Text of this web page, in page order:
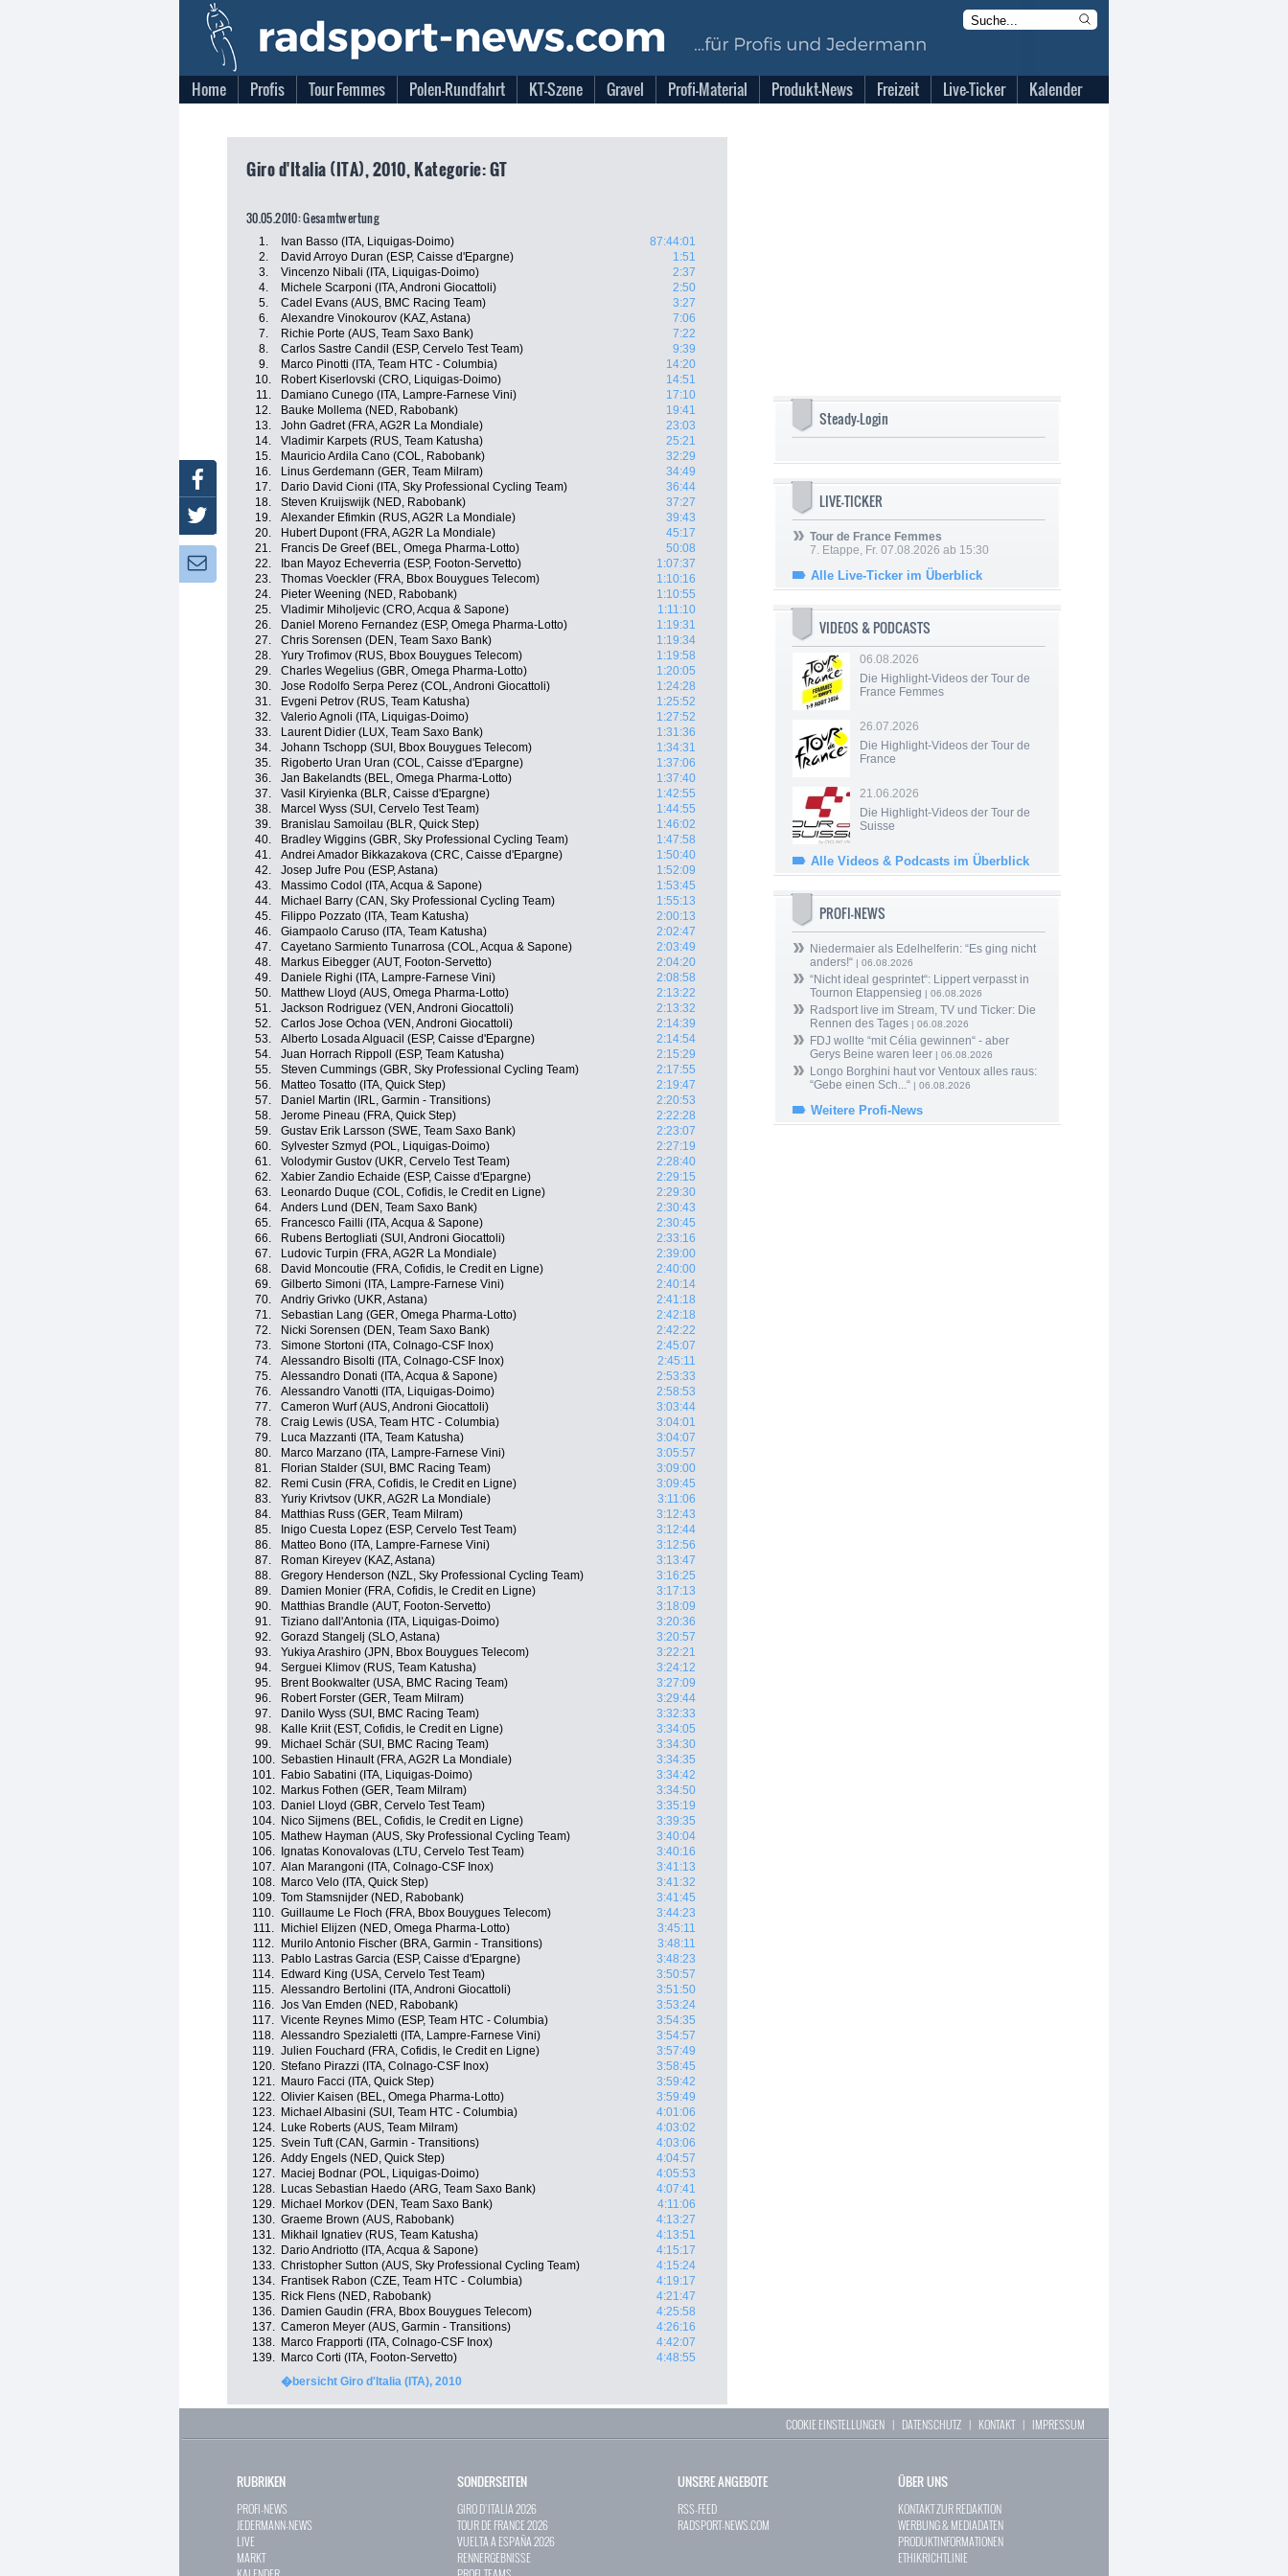
Home Profis Tour Femmes Polen-Rundfahrt KT-Szene Gravel Profi-Material Produkt-News Freizeit Live-Ticker Kalender
Giro d'Italia (ITA), 2010, Kategorie: GT
30.05.2010: Gesamtwertung
1. Ivan Basso (ITA, Liquigas-Doimo)
87:44:01
2.
David Arroyo Duran (ESP, Caisse d'Epargne)
1:51
3.
Vincenzo Nibali (ITA, Liquigas-Doimo)
2:37
4.
Michele Scarponi (ITA, Androni Giocattoli)
2:50
5.
Cadel Evans (AUS, BMC Racing Team)
3:27
6.
Alexandre Vinokourov (KAZ, Astana)
7:06
7.
Richie Porte (AUS, Team Saxo Bank)
7:22
8.
Carlos Sastre Candil (ESP, Cervelo Test Team)
9:39
9.
Marco Pinotti (ITA, Team HTC - Columbia)
14:20
10.
Robert Kiserlovski (CRO, Liquigas-Doimo)
14:51
11.
Damiano Cunego (ITA, Lampre-Farnese Vini)
17:10
12.
Bauke Mollema (NED, Rabobank)
19:41
13.
John Gadret (FRA, AG2R La Mondiale)
23:03
14.
Vladimir Karpets (RUS, Team Katusha)
25:21
15.
Mauricio Ardila Cano (COL, Rabobank)
32:29
16.
Linus Gerdemann (GER, Team Milram)
34:49
17.
Dario David Cioni (ITA, Sky Professional Cycling Team)
36:44
18.
Steven Kruijswijk (NED, Rabobank)
37:27
19.
Alexander Efimkin (RUS, AG2R La Mondiale)
39:43
20.
Hubert Dupont (FRA, AG2R La Mondiale)
45:17
21.
Francis De Greef (BEL, Omega Pharma-Lotto)
50:08
22.
Iban Mayoz Echeverria (ESP, Footon-Servetto)
1:07:37
23.
Thomas Voeckler (FRA, Bbox Bouygues Telecom)
1:10:16
24.
Pieter Weening (NED, Rabobank)
1:10:55
25.
Vladimir Miholjevic (CRO, Acqua & Sapone)
1:11:10
26.
Daniel Moreno Fernandez (ESP, Omega Pharma-Lotto)
1:19:31
27.
Chris Sorensen (DEN, Team Saxo Bank)
1:19:34
28.
Yury Trofimov (RUS, Bbox Bouygues Telecom)
1:19:58
29.
Charles Wegelius (GBR, Omega Pharma-Lotto)
1:20:05
30.
Jose Rodolfo Serpa Perez (COL, Androni Giocattoli)
1:24:28
31.
Evgeni Petrov (RUS, Team Katusha)
1:25:52
32.
Valerio Agnoli (ITA, Liquigas-Doimo)
1:27:52
33.
Laurent Didier (LUX, Team Saxo Bank)
1:31:36
34.
Johann Tschopp (SUI, Bbox Bouygues Telecom)
1:34:31
35.
Rigoberto Uran Uran (COL, Caisse d'Epargne)
1:37:06
36.
Jan Bakelandts (BEL, Omega Pharma-Lotto)
1:37:40
37.
Vasil Kiryienka (BLR, Caisse d'Epargne)
1:42:55
38.
Marcel Wyss (SUI, Cervelo Test Team)
1:44:55
39.
Branislau Samoilau (BLR, Quick Step)
1:46:02
40.
Bradley Wiggins (GBR, Sky Professional Cycling Team)
1:47:58
41.
Andrei Amador Bikkazakova (CRC, Caisse d'Epargne)
1:50:40
42.
Josep Jufre Pou (ESP, Astana)
1:52:09
43.
Massimo Codol (ITA, Acqua & Sapone)
1:53:45
44.
Michael Barry (CAN, Sky Professional Cycling Team)
1:55:13
45.
Filippo Pozzato (ITA, Team Katusha)
2:00:13
46.
Giampaolo Caruso (ITA, Team Katusha)
2:02:47
47.
Cayetano Sarmiento Tunarrosa (COL, Acqua & Sapone)
2:03:49
48.
Markus Eibegger (AUT, Footon-Servetto)
2:04:20
49.
Daniele Righi (ITA, Lampre-Farnese Vini)
2:08:58
50.
Matthew Lloyd (AUS, Omega Pharma-Lotto)
2:13:22
51.
Jackson Rodriguez (VEN, Androni Giocattoli)
2:13:32
52.
Carlos Jose Ochoa (VEN, Androni Giocattoli)
2:14:39
53.
Alberto Losada Alguacil (ESP, Caisse d'Epargne)
2:14:54
54.
Juan Horrach Rippoll (ESP, Team Katusha)
2:15:29
55.
Steven Cummings (GBR, Sky Professional Cycling Team)
2:17:55
56.
Matteo Tosatto (ITA, Quick Step)
2:19:47
57.
Daniel Martin (IRL, Garmin - Transitions)
2:20:53
58.
Jerome Pineau (FRA, Quick Step)
2:22:28
59.
Gustav Erik Larsson (SWE, Team Saxo Bank)
2:23:07
60.
Sylvester Szmyd (POL, Liquigas-Doimo)
2:27:19
61.
Volodymir Gustov (UKR, Cervelo Test Team)
2:28:40
62.
Xabier Zandio Echaide (ESP, Caisse d'Epargne)
2:29:15
63.
Leonardo Duque (COL, Cofidis, le Credit en Ligne)
2:29:30
64.
Anders Lund (DEN, Team Saxo Bank)
2:30:43
65.
Francesco Failli (ITA, Acqua & Sapone)
2:30:45
66.
Rubens Bertogliati (SUI, Androni Giocattoli)
2:33:16
67.
Ludovic Turpin (FRA, AG2R La Mondiale)
2:39:00
68.
David Moncoutie (FRA, Cofidis, le Credit en Ligne)
2:40:00
69.
Gilberto Simoni (ITA, Lampre-Farnese Vini)
2:40:14
70.
Andriy Grivko (UKR, Astana)
2:41:18
71.
Sebastian Lang (GER, Omega Pharma-Lotto)
2:42:18
72.
Nicki Sorensen (DEN, Team Saxo Bank)
2:42:22
73.
Simone Stortoni (ITA, Colnago-CSF Inox)
2:45:07
74.
Alessandro Bisolti (ITA, Colnago-CSF Inox)
2:45:11
75.
Alessandro Donati (ITA, Acqua & Sapone)
2:53:33
76.
Alessandro Vanotti (ITA, Liquigas-Doimo)
2:58:53
77.
Cameron Wurf (AUS, Androni Giocattoli)
3:03:44
78.
Craig Lewis (USA, Team HTC - Columbia)
3:04:01
79.
Luca Mazzanti (ITA, Team Katusha)
3:04:07
80.
Marco Marzano (ITA, Lampre-Farnese Vini)
3:05:57
81.
Florian Stalder (SUI, BMC Racing Team)
3:09:00
82.
Remi Cusin (FRA, Cofidis, le Credit en Ligne)
3:09:45
83.
Yuriy Krivtsov (UKR, AG2R La Mondiale)
3:11:06
84.
Matthias Russ (GER, Team Milram)
3:12:43
85.
Inigo Cuesta Lopez (ESP, Cervelo Test Team)
3:12:44
86.
Matteo Bono (ITA, Lampre-Farnese Vini)
3:12:56
87.
Roman Kireyev (KAZ, Astana)
3:13:47
88.
Gregory Henderson (NZL, Sky Professional Cycling Team)
3:16:25
89.
Damien Monier (FRA, Cofidis, le Credit en Ligne)
3:17:13
90.
Matthias Brandle (AUT, Footon-Servetto)
3:18:09
91.
Tiziano dall'Antonia (ITA, Liquigas-Doimo)
3:20:36
92.
Gorazd Stangelj (SLO, Astana)
3:20:57
93.
Yukiya Arashiro (JPN, Bbox Bouygues Telecom)
3:22:21
94.
Serguei Klimov (RUS, Team Katusha)
3:24:12
95.
Brent Bookwalter (USA, BMC Racing Team)
3:27:09
96.
Robert Forster (GER, Team Milram)
3:29:44
97.
Danilo Wyss (SUI, BMC Racing Team)
3:32:33
98.
Kalle Kriit (EST, Cofidis, le Credit en Ligne)
3:34:05
99.
Michael Schär (SUI, BMC Racing Team)
3:34:30
100. Sebastien Hinault (FRA, AG2R La Mondiale)
3:34:35
101.
Fabio Sabatini (ITA, Liquigas-Doimo)
3:34:42
102.
Markus Fothen (GER, Team Milram)
3:34:50
103.
Daniel Lloyd (GBR, Cervelo Test Team)
3:35:19
104.
Nico Sijmens (BEL, Cofidis, le Credit en Ligne)
3:39:35
105.
Mathew Hayman (AUS, Sky Professional Cycling Team)
3:40:04
106.
Ignatas Konovalovas (LTU, Cervelo Test Team)
3:40:16
107. Alan Marangoni (ITA, Colnago-CSF Inox)
3:41:13
108.
Marco Velo (ITA, Quick Step)
3:41:32
109. Tom Stamsnijder (NED, Rabobank)
3:41:45
110. Guillaume Le Floch (FRA, Bbox Bouygues Telecom)
3:44:23
111.
Michiel Elijzen (NED, Omega Pharma-Lotto)
3:45:11
112.
Murilo Antonio Fischer (BRA, Garmin - Transitions)
3:48:11
113.
Pablo Lastras Garcia (ESP, Caisse d'Epargne)
3:48:23
114.
Edward King (USA, Cervelo Test Team)
3:50:57
115. Alessandro Bertolini (ITA, Androni Giocattoli)
3:51:50
116. Jos Van Emden (NED, Rabobank)
3:53:24
117. Vicente Reynes Mimo (ESP, Team HTC - Columbia)
3:54:35
118. Alessandro Spezialetti (ITA, Lampre-Farnese Vini)
3:54:57
119. Julien Fouchard (FRA, Cofidis, le Credit en Ligne)
3:57:49
120. Stefano Pirazzi (ITA, Colnago-CSF Inox)
3:58:45
121.
Mauro Facci (ITA, Quick Step)
3:59:42
122. Olivier Kaisen (BEL, Omega Pharma-Lotto)
3:59:49
123.
Michael Albasini (SUI, Team HTC - Columbia)
4:01:06
124.
Luke Roberts (AUS, Team Milram)
4:03:02
125. Svein Tuft (CAN, Garmin - Transitions)
4:03:06
126. Addy Engels (NED, Quick Step)
4:04:57
127.
Maciej Bodnar (POL, Liquigas-Doimo)
4:05:53
128.
Lucas Sebastian Haedo (ARG, Team Saxo Bank)
4:07:41
129.
Michael Morkov (DEN, Team Saxo Bank)
4:11:06
130. Graeme Brown (AUS, Rabobank)
4:13:27
131.
Mikhail Ignatiev (RUS, Team Katusha)
4:13:51
132.
Dario Andriotto (ITA, Acqua & Sapone)
4:15:17
133. Christopher Sutton (AUS, Sky Professional Cycling Team)
4:15:24
134.
Frantisek Rabon (CZE, Team HTC - Columbia)
4:19:17
135.
Rick Flens (NED, Rabobank)
4:21:47
136.
Damien Gaudin (FRA, Bbox Bouygues Telecom)
4:25:58
137. Cameron Meyer (AUS, Garmin - Transitions)
4:26:16
138.
Marco Frapporti (ITA, Colnago-CSF Inox)
4:42:07
139.
Marco Corti (ITA, Footon-Servetto)
4:48:55
�bersicht Giro d'Italia (ITA), 2010
Steady-Login
LIVE-TICKER
Tour de France Femmes
7. Etappe, Fr. 07.08.2026 ab 15:30
Alle Live-Ticker im Überblick
VIDEOS & PODCASTS
06.08.2026
Die Highlight-Videos der Tour de
France Femmes
26.07.2026
Die Highlight-Videos der Tour de
France
21.06.2026
Die Highlight-Videos der Tour de
Suisse
Alle Videos & Podcasts im Überblick
PROFI-NEWS
Niedermaier als Edelhelferin: “Es ging nicht
anders!“ | 06.08.2026
“Nicht ideal gesprintet“: Lippert verpasst in
Tournon Etappensieg | 06.08.2026
Radsport live im Stream, TV und Ticker: Die
Rennen des Tages | 06.08.2026
FDJ wollte “mit Célia gewinnen“ - aber
Gerys Beine waren leer | 06.08.2026
Longo Borghini haut vor Ventoux alles raus:
“Gebe einen Sch...“ | 06.08.2026
Weitere Profi-News
Facebook
Twitter
Newsletter:
COOKIE EINSTELLUNGEN | DATENSCHUTZ | KONTAKT| IMPRESSUM
RUBRIKEN
PROFI-NEWS
JEDERMANN-NEWS
LIVE
MARKT
SONDERSEITEN
GIRO D`ITALIA 2026
TOUR DE FRANCE 2026
VUELTA A ESPAÑA 2026
RENNERGEBNISSE
UNSERE ANGEBOTE
RSS-FEED
RADSPORT-NEWS.COM
ÜBER UNS
KONTAKT ZUR REDAKTION
WERBUNG & MEDIADATEN
PRODUKTINFORMATIONEN
ETHIKRICHTLINIE